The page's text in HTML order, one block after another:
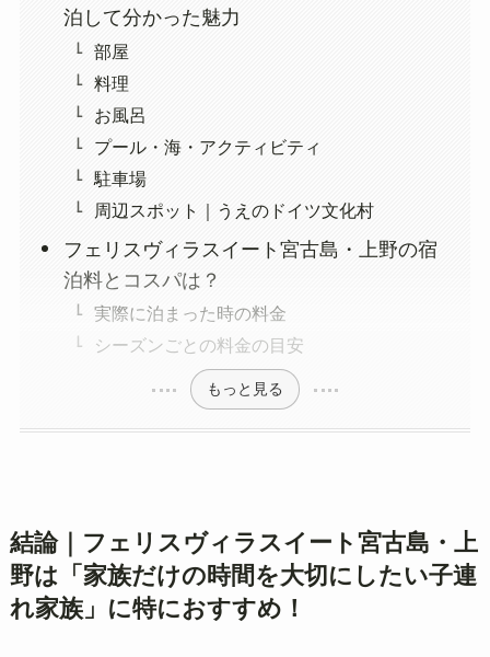
泊して分かった魅力
部屋
料理
お風呂
プール・海・アクティビティ
駐車場
周辺スポット｜うえのドイツ文化村
フェリスヴィラスイート宮古島・上野の宿
泊料とコスパは？
実際に泊まった時の料金
シーズンごとの料金の目安
もっと見る
結論｜フェリスヴィラスイート宮古島・上
野は「家族だけの時間を大切にしたい子連
れ家族」に特におすすめ！